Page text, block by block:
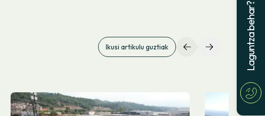
Ikusi artikulu guztiak Laguntza behar?